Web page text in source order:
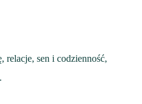
relacje, sen i codzienność,